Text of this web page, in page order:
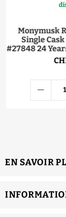
Monymusk
Single
#27848 24
EN SAVOIR